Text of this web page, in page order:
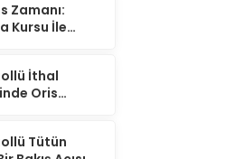
Zamanı:
Kursu İle
İthal
Oris
Tütün